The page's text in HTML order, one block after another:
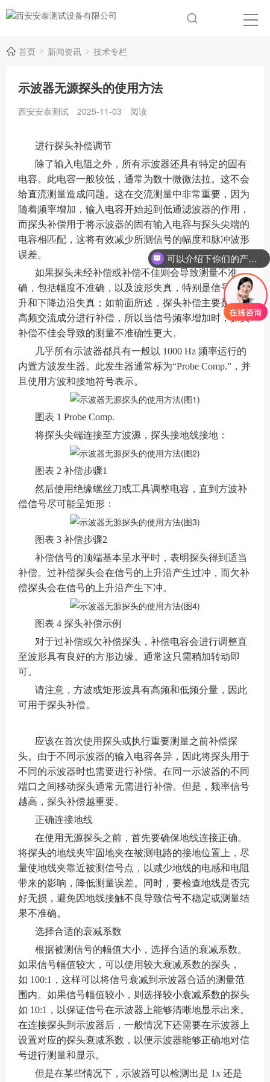
首页 新闻资讯 技术专栏
示波器无源探头的使用方法
西安安泰测试 2025-11-03 阅读
进行探头补偿调节
除了输入电阻之外，所有示波器还具有特定的固有
电容。此电容一般较低，通常为数十微微法拉。这不会
给直流测量造成问题。这在交流测量中非常重要，因为
随着频率增加，输入电容开始起到低通滤波器的作用，
而探头补偿用于将示波器的固有输入电容与探头尖端的
电容相匹配，这将有效减少所测信号的幅度和脉冲波形
误差。
如果探头未经补偿或补偿不佳则会导致测量不准
确，包括幅度不准确，以及波形失真，特别是信号的上
升和下降边沿失真；如前面所述，探头补偿主要是针对
高频交流成分进行补偿，所以当信号频率增加时，探头
补偿不佳会导致的测量不准确性更大。
几乎所有示波器都具有一般以 1000 Hz 频率运行的
内置方波发生器。此发生器通常标为“Probe Comp.”，并
且使用方波和接地符号表示。
图表 1 Probe Comp.
将探头尖端连接至方波源，探头接地线接地：
图表 2 补偿步骤1
然后使用绝缘螺丝刀或工具调整电容，直到方波补
偿信号尽可能呈矩形：
图表 3 补偿步骤2
补偿信号的顶端基本呈水平时，表明探头得到适当
补偿。过补偿探头会在信号的上升沿产生过冲，而欠补
偿探头会在信号的上升沿产生下冲。
图表 4 探头补偿示例
对于过补偿或欠补偿探头，补偿电容会进行调整直
至波形具有良好的方形边缘。通常这只需稍加转动即
可。
请注意，方波或矩形波具有高频和低频分量，因此
可用于探头补偿。
应该在首次使用探头或执行重要测量之前补偿探
头。由于不同示波器的输入电容各异，因此将探头用于
不同的示波器时也需要进行补偿。在同一示波器的不同
端口之间移动探头通常无需进行补偿。但是，频率信号
越高，探头补偿越重要。
正确连接地线
在使用无源探头之前，首先要确保地线连接正确。
将探头的地线夹牢固地夹在被测电路的接地位置上，尽
量使地线夹靠近被测信号点，以减少地线的电感和电阻
带来的影响，降低测量误差。同时，要检查地线是否完
好无损，避免因地线接触不良导致信号不稳定或测量结
果不准确。
选择合适的衰减系数
根据被测信号的幅值大小，选择合适的衰减系数。
如果信号幅值较大，可以使用较大衰减系数的探头，
如 100:1，这样可以将信号衰减到示波器合适的测量范
围内。如果信号幅值较小，则选择较小衰减系数的探头
如 10:1，以保证信号在示波器上能够清晰地显示出来。
在连接探头到示波器后，一般情况下还需要在示波器上
设置对应的探头衰减系数，以便示波器能够正确地对信
号进行测量和显示。
但是在某些情况下，示波器可以检测出是 1x 还是
可以介绍下你们的产品么？